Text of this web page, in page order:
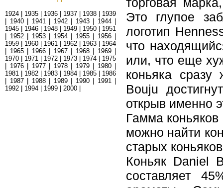
1924 1935 1936 1937 1938
1939
1940| 1941| 1942| 1943| 1944|
1945
1946 1948 1949 1950
1951
1952| 1953| 1954| 1955| 1956|
1959
1960 1961 1962 1963
1964
1965| 1966| 1967| 1968| 1969|
1970
1971 1972 1973 1974
1975
1976| 1977| 1978| 1979| 1980|
1981
1982 1983 1984 1985
1986
1987| 1988| 1989| 1990| 1991|
1992
1994 1999 2000
Это глупое
логотип
что
или, что еще
коньяка
Bouju
открыв именно
Гамма
можно найти
старых
Коньяк Daniel
составляет